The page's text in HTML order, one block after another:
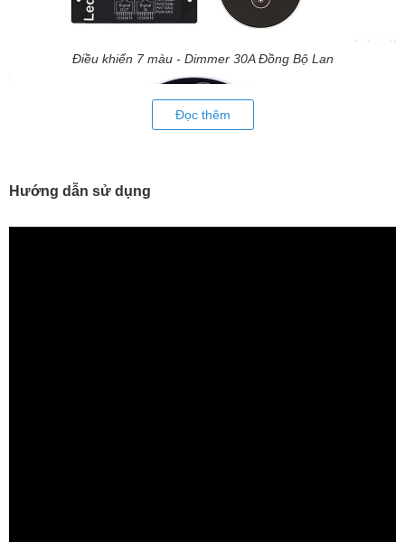
Điều khiển 7 màu - Dimmer 30A Đồng Bộ Lan
Đọc thêm
Hướng dẫn sử dụng